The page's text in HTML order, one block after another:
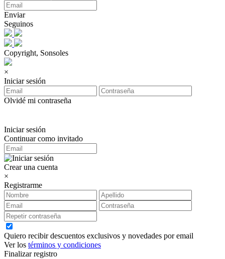
Enviar
Seguinos
Copyright, Sonsoles
×
Iniciar sesión
Olvidé mi contraseña
Iniciar sesión
Continuar como invitado
Crear una cuenta
×
Registrarme
Quiero recibir descuentos exclusivos y novedades por email
Ver los términos y condiciones
Finalizar registro